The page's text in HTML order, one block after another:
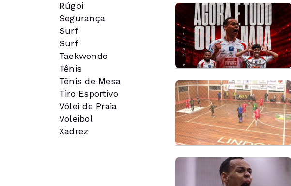
Rúgbi
Segurança
Surf
Surf
Taekwondo
Tênis
Tênis de Mesa
Tiro Esportivo
Vôlei de Praia
Voleibol
Xadrez